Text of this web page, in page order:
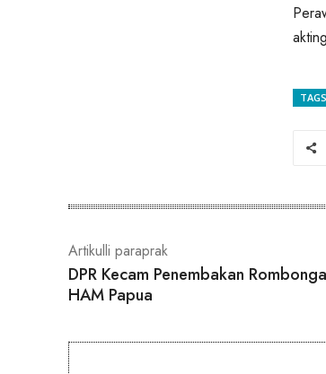
TAGS
Artikulli paraprak
DPR Kecam Penembakan
HAM Papua